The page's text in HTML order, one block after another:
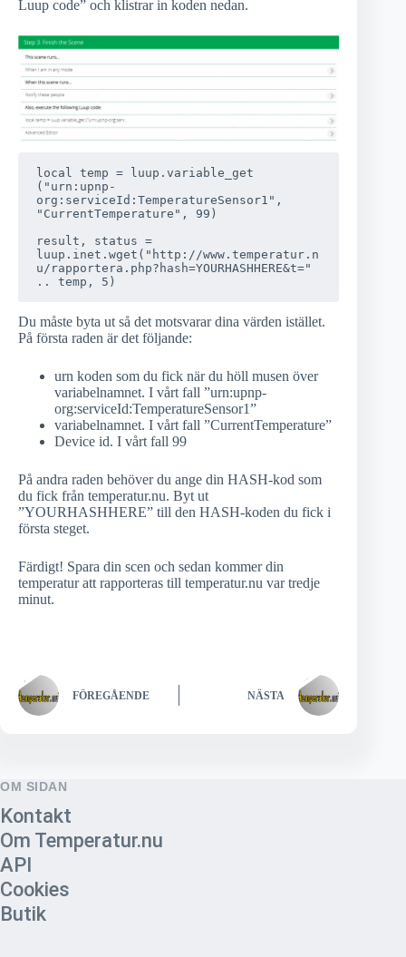
Luup code” och klistrar in koden nedan.
local temp = luup.variable_get
("urn:upnp-
org:serviceId:TemperatureSensor1",
"CurrentTemperature", 99)
result, status =
luup.inet.wget("http://www.temperatur.n
u/rapportera.php?hash=YOURHASHHERE&t="
.. temp, 5)
Du måste byta ut så det motsvarar dina värden istället.
På första raden är det följande:
urn koden som du fick när du höll musen över
variabelnamnet. I vårt fall ”urn:upnp-
org:serviceId:TemperatureSensor1”
variabelnamnet. I vårt fall ”CurrentTemperature”
Device id. I vårt fall 99
På andra raden behöver du ange din HASH-kod som
du fick från temperatur.nu. Byt ut
”YOURHASHHERE” till den HASH-koden du fick i
första steget.
Färdigt! Spara din scen och sedan kommer din
temperatur att rapporteras till temperatur.nu var tredje
minut.
FÖREGÅENDE NÄSTA
OM SIDAN
Kontakt
Om Temperatur.nu
API
Cookies
Butik